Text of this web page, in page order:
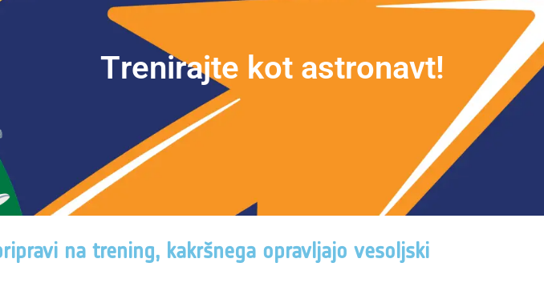
Trenirajte kot astronavt!
na trening, kakršnega opravljajo vesoljski